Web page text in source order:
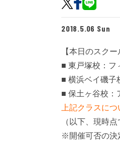
2018.5.06 Sun
【本日のスク
■ 東戸塚校：フ
■ 横浜ベイ磯子
■ 保土ヶ谷校：
上記クラスに
（以下、現時
※開催可否の決